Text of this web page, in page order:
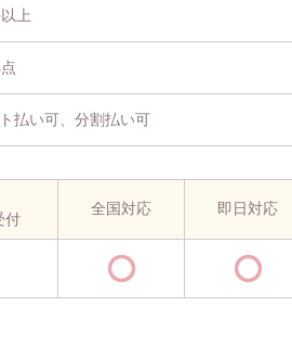
上
払い可、分割払い可
付
全国対応 即日対応